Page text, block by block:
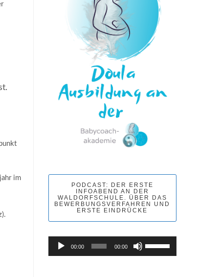
im
PODCAST: DER ERSTE
INFOABEND AN DER
WALDORFSCHULE. ÜBER DAS
BEWERBUNGSVERFAHREN UND
ERSTE EINDRÜCKE
Audio-
Player
00:00 00:00
Hoch/Runter